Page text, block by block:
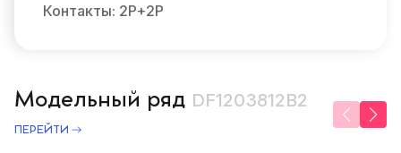
Контакты: 2P+2P
Модельный ряд DF1203812B2
ПЕРЕЙТИ